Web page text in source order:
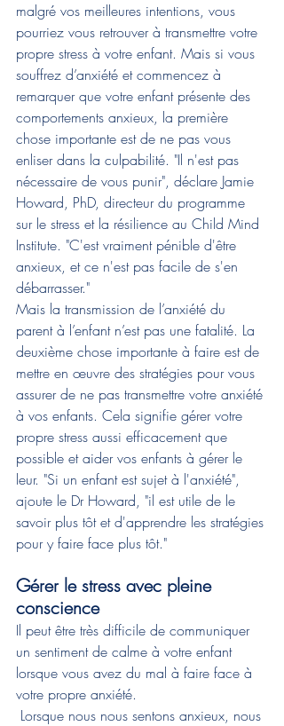
malgré vos meilleures intentions, vous
pourriez vous retrouver à transmettre votre
propre stress à votre enfant. Mais si vous
souffrez d’anxiété et commencez à
remarquer que votre enfant présente des
comportements anxieux, la première
chose importante est de ne pas vous
enliser dans la culpabilité. "Il n'est pas
nécessaire de vous punir", déclare Jamie
Howard, PhD, directeur du programme
sur le stress et la résilience au Child Mind
Institute. "C'est vraiment pénible d'être
anxieux, et ce n'est pas facile de s'en
débarrasser."
Mais la transmission de l’anxiété du
parent à l’enfant n’est pas une fatalité. La
deuxième chose importante à faire est de
mettre en œuvre des stratégies pour vous
assurer de ne pas transmettre votre anxiété
à vos enfants. Cela signifie gérer votre
propre stress aussi efficacement que
possible et aider vos enfants à gérer le
leur. "Si un enfant est sujet à l'anxiété",
ajoute le Dr Howard, "il est utile de le
savoir plus tôt et d'apprendre les stratégies
pour y faire face plus tôt."
Gérer le stress avec pleine
conscience
Il peut être très difficile de communiquer
un sentiment de calme à votre enfant
lorsque vous avez du mal à faire face à
votre propre anxiété.